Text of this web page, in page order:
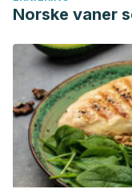
Norske vaner